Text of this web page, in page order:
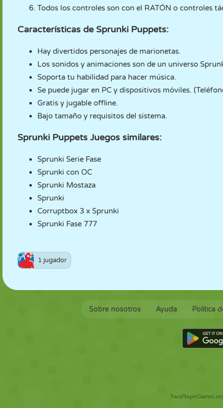
Todos los controles son con el RATÓN o controles
Características de Sprunki Puppets:
Hay divertidos personajes de marionetas.
Los sonidos y animaciones son de un universo
Soporta tu habilidad para hacer música.
Se puede jugar en PC y dispositivos móviles.
Gratis y jugable offline.
Bajo tamaño y requisitos del sistema.
Sprunki Puppets Juegos similares:
Sprunki Serie Fase
Sprunki con OC
Sprunki Mostaza
Sprunki
Corruptbox 3 x Sprunki
Sprunki Fase 777
1 jugador
Sobre nosotros Ayuda Política